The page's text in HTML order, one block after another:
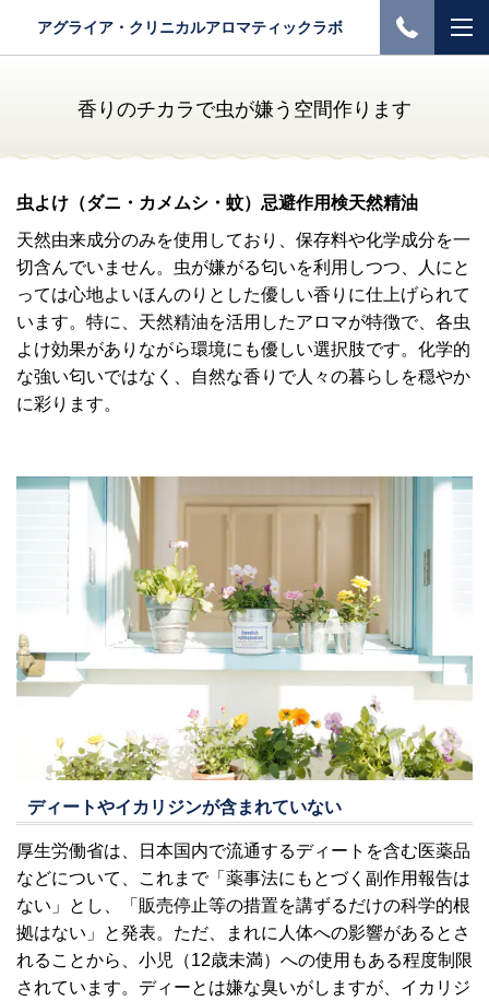
アグライア・クリニカルアロマティックラボ
香りのチカラで虫が嫌う空間作ります
虫よけ（ダニ・カメムシ・蚊）忌避作用検天然精油
天然由来成分のみを使用しており、保存料や化学成分を一
切含んでいません。虫が嫌がる匂いを利用しつつ、人にと
っては心地よいほんのりとした優しい香りに仕上げられて
います。特に、天然精油を活用したアロマが特徴で、各虫
よけ効果がありながら環境にも優しい選択肢です。化学的
な強い匂いではなく、自然な香りで人々の暮らしを穏やか
に彩ります。
ディートやイカリジンが含まれていない
厚生労働省は、日本国内で流通するディートを含む医薬品
などについて、これまで「薬事法にもとづく副作用報告は
ない」とし、「販売停止等の措置を講ずるだけの科学的根
拠はない」と発表。ただ、まれに人体への影響があるとさ
れることから、小児（12歳未満）への使用もある程度制限
されています。ディーとは嫌な臭いがしますが、イカリジ